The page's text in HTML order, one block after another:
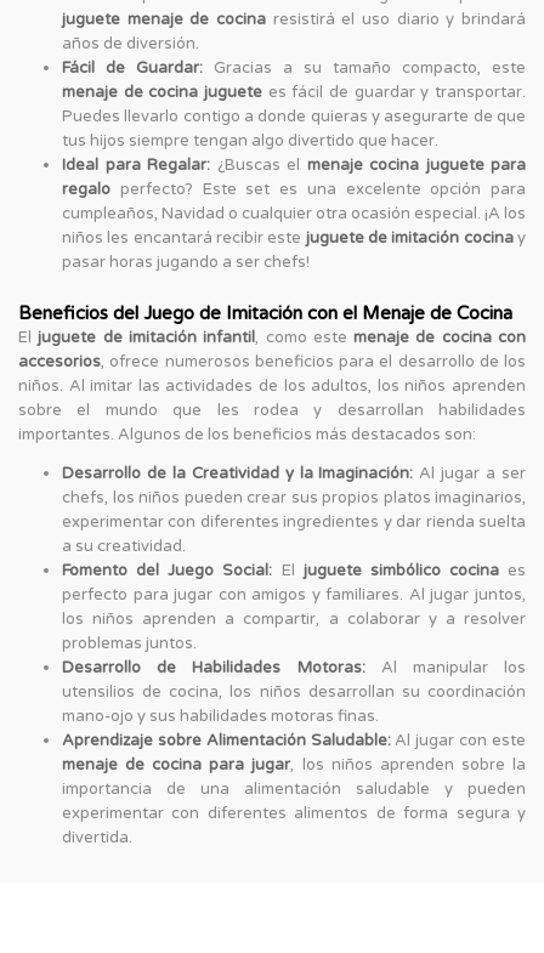
juguete menaje de cocina resistirá el uso diario y brindará
años de diversión.
Fácil de Guardar: Gracias a su tamaño compacto, este
menaje de cocina juguete es fácil de guardar y transportar.
Puedes llevarlo contigo a donde quieras y asegurarte de que
tus hijos siempre tengan algo divertido que hacer.
Ideal para Regalar: ¿Buscas el menaje cocina juguete para
regalo perfecto? Este set es una excelente opción para
cumpleaños, Navidad o cualquier otra ocasión especial. ¡A los
niños les encantará recibir este juguete de imitación cocinay
pasar horas jugando a ser chefs!
Beneficios del Juego de Imitación con el Menaje de Cocina
Eljuguete de imitación infantil, como estemenaje de cocina con
accesorios, ofrece numerosos beneficios para el desarrollo de los
niños. Al imitar las actividades de los adultos, los niños aprenden
sobre el mundo que les rodea y desarrollan habilidades
importantes. Algunos de los beneficios más destacados son:
Desarrollo de la Creatividad y la Imaginación: Al jugar a ser
chefs, los niños pueden crear sus propios platos imaginarios,
experimentar con diferentes ingredientes y dar rienda suelta
a su creatividad.
Fomento del Juego Social: El juguete simbólico cocinaes
perfecto para jugar con amigos y familiares. Al jugar juntos,
los niños aprenden a compartir, a colaborar y a resolver
problemas juntos.
Desarrollo de Habilidades Motoras:Al manipular los
utensilios de cocina, los niños desarrollan su coordinación
mano-ojo y sus habilidades motoras finas.
Aprendizaje sobre Alimentación Saludable:Al jugar con este
menaje de cocina para jugar, los niños aprenden sobre la
importancia de una alimentación saludable y pueden
experimentar con diferentes alimentos de forma segura y
divertida.